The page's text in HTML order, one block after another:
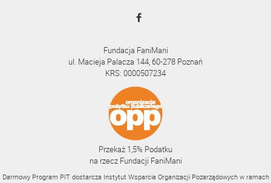
Fundacja FaniMani
ul. Macieja Palacza 144, 60-278 Poznań
KRS: 0000507234
Przekaż 1,5% Podatku
na rzecz Fundacji FaniMani
Darmowy Program PIT dostarcza Instytut Wsparcia Organizacji Pozarządowych w ramach